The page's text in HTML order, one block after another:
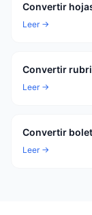
Convertir
Leer →
Convertir
Leer →
Convertir
Leer →